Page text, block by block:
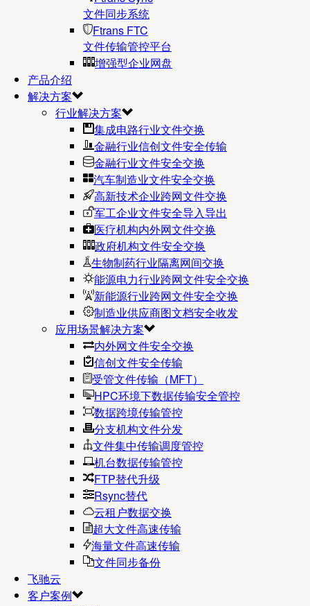
文件同步系统
Ftrans FTC
文件传输管控平台
增强型企业网盘
产品介绍
解决方案
行业解决方案
集成电路行业文件交换
金融行业信创文件安全传输
金融行业文件安全交换
汽车制造业文件安全交换
高新技术企业跨网文件交换
军工企业文件安全导入导出
医疗机构内外网文件交换
政府机构文件安全交换
生物制药行业隔离网间交换
能源电力行业跨网文件安全交换
新能源行业跨网文件安全交换
制造业供应商图文档安全收发
应用场景解决方案
内外网文件安全交换
信创文件安全传输
受管文件传输（MFT）
HPC环境下数据传输安全管控
数据跨境传输管控
分支机构文件分发
文件集中传输调度管控
机台数据传输管控
FTP替代升级
Rsync替代
云租户数据交换
超大文件高速传输
海量文件高速传输
文件同步备份
飞驰云
客户案例